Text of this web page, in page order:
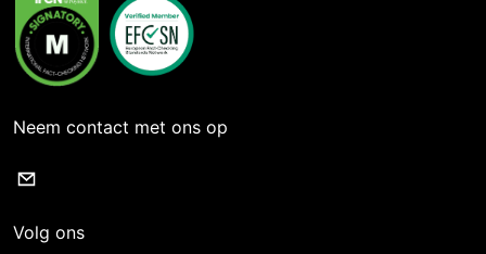
Neem contact met ons op
Volg ons